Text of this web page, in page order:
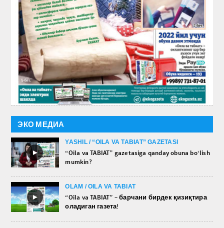
ЭКО МЕДИА
►
YASHIL / “OILA VA TABIAT” GAZETASI
“Oila va TABIAT” gazetasiga qanday obuna bo‘lish
mumkin?
►
OLAM / OILA VA TABIAT
“Oila va TABIAT” – барчани бирдек қизиқтира
оладиган газета!